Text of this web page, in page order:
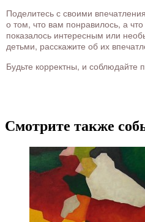
Поделитесь с своими
о том, что вам понравилось, а
показалось интересным или
детьми, расскажите об их
Будьте корректны, и соблюдайте
Смотрите также